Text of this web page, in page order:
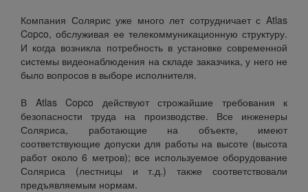
Компания Солярис уже много лет сотрудничает с Atlas
Copco, обслуживая ее телекоммуникационную структуру.
И когда возникла потребность в установке современной
системы видеонаблюдения на складе заказчика, у него не
было вопросов в выборе исполнителя.
В Atlas Copco действуют строжайшие требования к
безопасности труда на производстве. Все инженеры
Соляриса, работающие на объекте, имеют
соответствующие допуски для работы на высоте (высота
работ около 6 метров); все используемое оборудование
Соляриса (лестницы и т.д.) также соответствовали
предъявляемым нормам.